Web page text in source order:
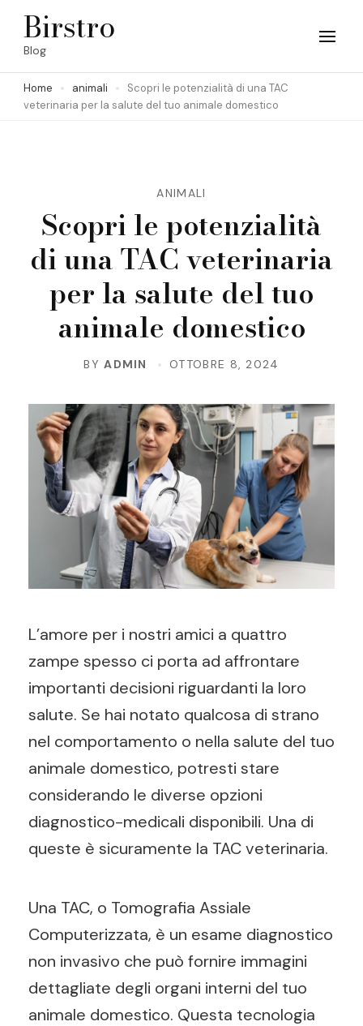
Skip
(Press
Birstro
Blog
Home animali
Scopri le potenzialità di una TAC
veterinaria per la salute del tuo animale domestico
ANIMALI
Scopri le potenzialità
di una TAC veterinaria
per la salute del tuo
animale domestico
BYADMIN OTTOBRE 8, 2024
L’amore per i nostri amici a quattro
zampe spesso ci porta ad affrontare
importanti decisioni riguardanti la loro
salute. Se hai notato qualcosa di strano
nel comportamento o nella salute del tuo
animale domestico, potresti stare
considerando le diverse opzioni
diagnostico-medicali disponibili. Una di
queste è sicuramente la TAC veterinaria.
Una TAC, o Tomografia Assiale
Computerizzata, è un esame diagnostico
non invasivo che può fornire immagini
dettagliate degli organi interni del tuo
animale domestico. Questa tecnologia